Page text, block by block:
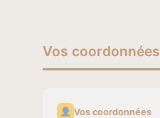
Vos coordonnées
Vos coordonnées